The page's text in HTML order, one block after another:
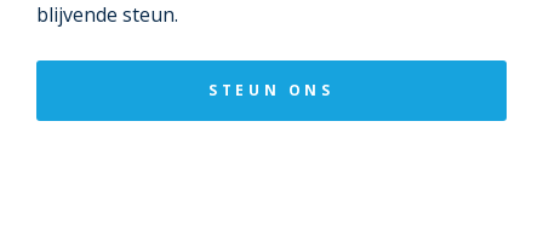
blijvende steun.
STEUN ONS